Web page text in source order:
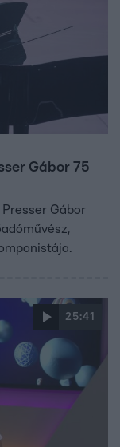
jutott.
megrázta,
RTL-nek
Gábor 75
Gábor
25:41